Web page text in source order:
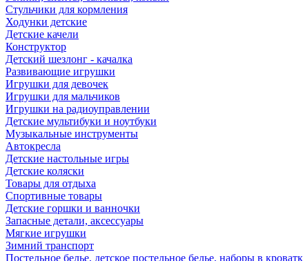
Стульчики для кормления
Ходунки детские
Детские качели
Конструктор
Детский шезлонг - качалка
Развивающие игрушки
Игрушки для девочек
Игрушки для мальчиков
Игрушки на радиоуправлении
Детские мультибуки и ноутбуки
Музыкальные инструменты
Автокресла
Детские настольные игры
Детские коляски
Товары для отдыха
Спортивные товары
Детские горшки и ванночки
Запасные детали, аксессуары
Мягкие игрушки
Зимний транспорт
Постельное белье, детское постельное белье, наборы в